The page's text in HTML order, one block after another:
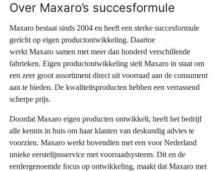
Over Maxaro’s succesformule
Maxaro bestaat sinds 2004 en heeft een sterke succesformule
gericht op eigen productontwikkeling. Daartoe
werkt Maxaro samen met meer dan honderd verschillende
fabrieken. Eigen productontwikkeling stelt Maxaro in staat om
een zeer groot assortiment direct uit voorraad aan de consument
aan te bieden. De kwaliteitsproducten hebben een verrassend
scherpe prijs.
Doordat Maxaro eigen producten ontwikkelt, heeft het bedrijf
alle kennis in huis om haar klanten van deskundig advies te
voorzien. Maxaro werkt bovendien met een voor Nederland
unieke eerstelijnsservice met voorraadsysteem. Dit en de
eerdergenoemde focus op ontwikkeling, maakt dat Maxaro met